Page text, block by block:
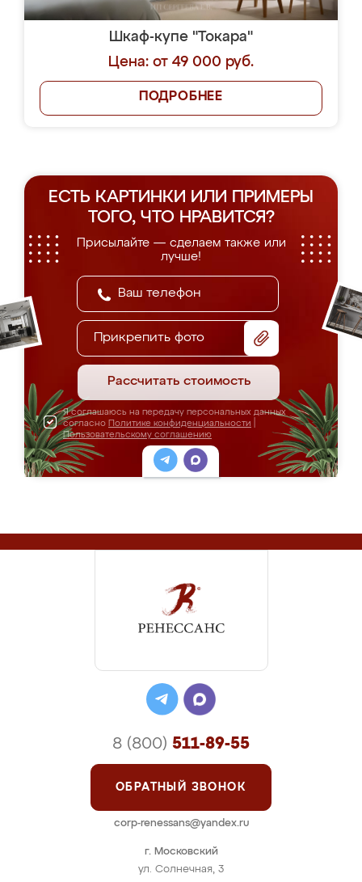
Шкаф-купе "Токара"
Цена: от 49 000 руб.
ПОДРОБНЕЕ
ЕСТЬ КАРТИНКИ ИЛИ ПРИМЕРЫ
ТОГО, ЧТО НРАВИТСЯ?
Присылайте — сделаем также или
лучше!
Прикрепить фото
Рассчитать стоимость
Я соглашаюсь на передачу персональных данных
согласно Политике конфиденциальности
Пользовательскому соглашению
г. Московский
ул. Солнечная, 3
8 (800) 511-89-55
ОБРАТНЫЙ ЗВОНОК
corp-renessans@yandex.ru